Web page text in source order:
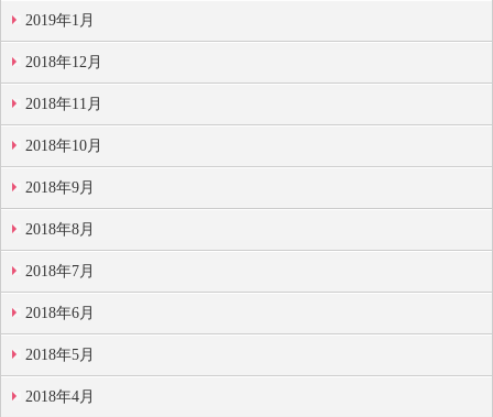
2019年1月
2018年12月
2018年11月
2018年10月
2018年9月
2018年8月
2018年7月
2018年6月
2018年5月
2018年4月